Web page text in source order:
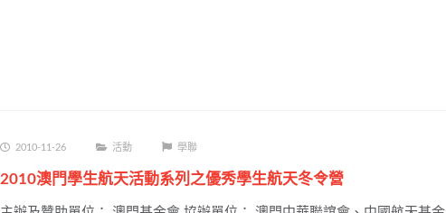
2010-11-26 活動 學聯
2010澳門學生航天活動系列之優秀學生航天冬令營